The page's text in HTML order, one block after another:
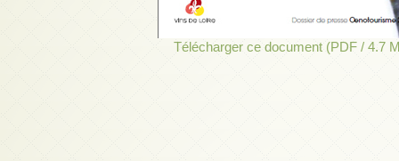
Télécharger ce document (PDF / 4.7